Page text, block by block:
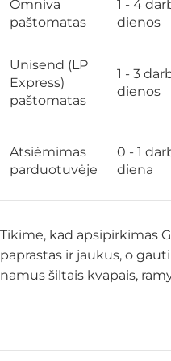
Omniva
paštomatas
1 - 4
dienos
Unisend (LP
Express)
paštomatas
1 - 3
dienos
Atsiėmimas
parduotuvėje
0 - 1
diena
Tikime, kad apsipirkimas
paprastas ir jaukus, o
namus šiltais kvapais,